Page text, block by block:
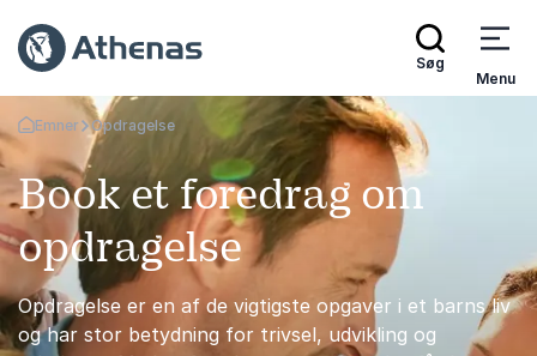
Søg
Menu
Tilbage til forsiden
Emner Opdragelse
Book et foredrag om
opdragelse
Opdragelse er en af de vigtigste opgaver i et barns liv
og har stor betydning for trivsel, udvikling og